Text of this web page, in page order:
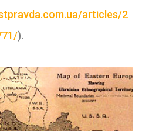
articles/2
).